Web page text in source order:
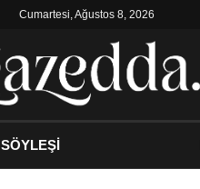
Cumartesi, Ağustos 8, 2026
SÖYLEŞİ